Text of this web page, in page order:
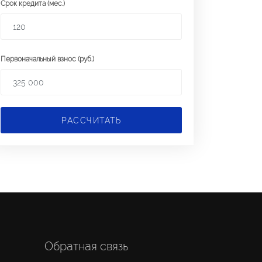
Срок кредита (мес.)
Первоначальный взнос (руб.)
РАССЧИТАТЬ
Обратная связь